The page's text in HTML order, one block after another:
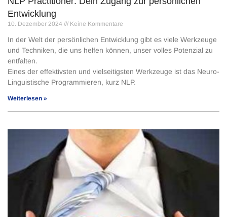
Entwicklung
10. Dezember 2024 Keine Kommentare
In der Welt der persönlichen Entwicklung gibt es viele Werkzeuge
und Techniken, die uns helfen können, unser volles Potenzial zu
entfalten.
Eines der effektivsten und vielseitigsten Werkzeuge ist das Neuro-
Linguistische Programmieren, kurz NLP.
Weiterlesen »